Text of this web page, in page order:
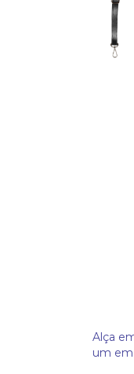
Alça
um em